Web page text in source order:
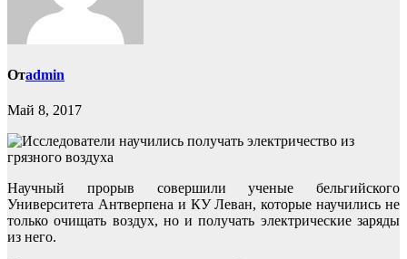
Отadmin
Май 8, 2017
Научный прорыв совершили ученые бельгийского
Университета Антверпена и КУ Леван, которые научились не
только очищать воздух, но и получать электрические заряды
из него.